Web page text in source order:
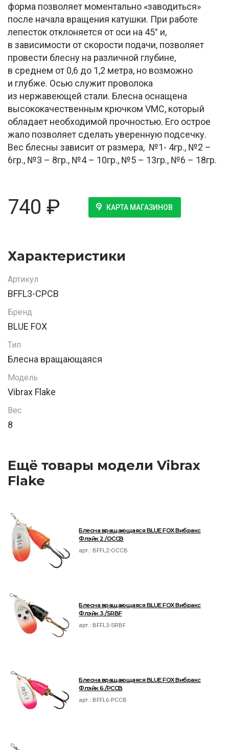
форма позволяет моментально «заводиться»
после начала вращения катушки. При работе
лепесток отклоняется от оси на 45° и,
в зависимости от скорости подачи, позволяет
провести блесну на различной глубине,
в среднем от 0,6 до 1,2 метра, но возможно
и глубже. Осью служит проволока
из нержавеющей стали. Блесна оснащена
высококачественным крючком VMC, который
обладает необходимой прочностью. Его острое
жало позволяет сделать уверенную подсечку.
Вес блесны зависит от размера, №1- 4гр., №2 –
6гр., №3 – 8гр., №4 – 10гр., №5 – 13гр., №6 – 18гр.
740 ₽ КАРТА МАГАЗИНОВ
Характеристики
Артикул
BFFL3-CPCB
Бренд
BLUE FOX
Тип
Блесна вращающаяся
Модель
Vibrax Flake
Вес
8
Ещё товары модели Vibrax
Flake
Блесна вращающаяся BLUE FOX Вибракс
Флэйк 2 /OCCB
арт.: BFFL2-OCCB
Блесна вращающаяся BLUE FOX Вибракс
Флэйк 3 /SRBF
арт.: BFFL3-SRBF
Блесна вращающаяся BLUE FOX Вибракс
Флэйк 6 /PCCB
арт.: BFFL6-PCCB